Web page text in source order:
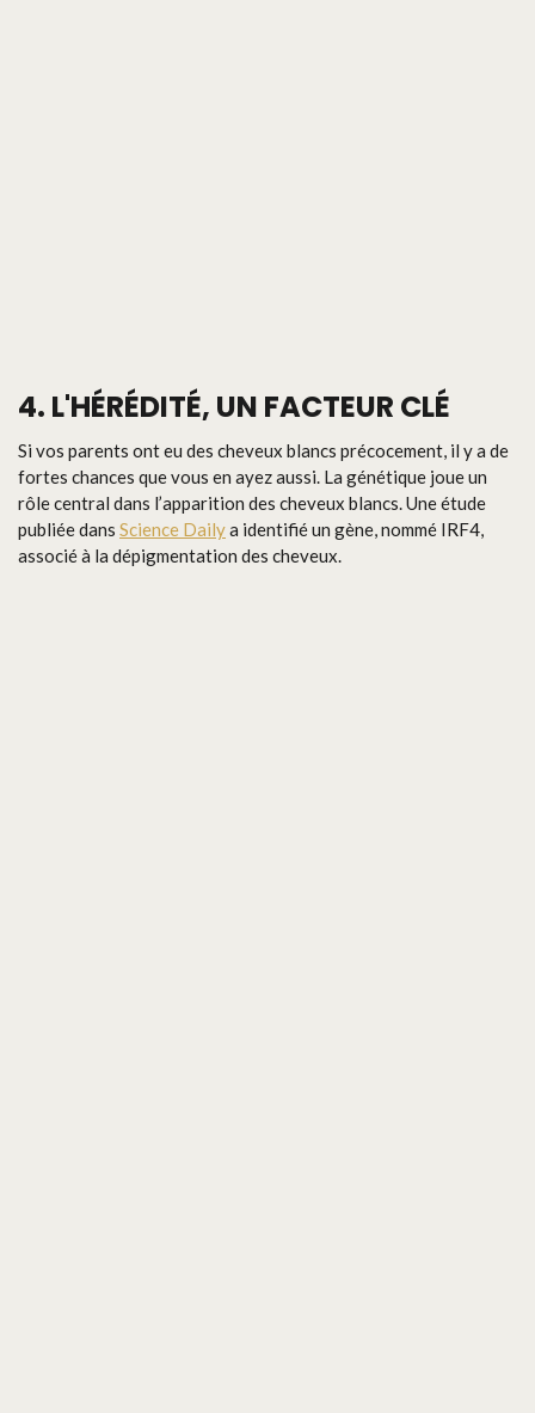
4. L'HÉRÉDITÉ, UN FACTEUR CLÉ
Si vos parents ont eu des cheveux blancs précocement, il y a de
fortes chances que vous en ayez aussi. La génétique joue un
rôle central dans l’apparition des cheveux blancs. Une étude
publiée dans Science Dailya identifié un gène, nommé IRF4,
associé à la dépigmentation des cheveux.